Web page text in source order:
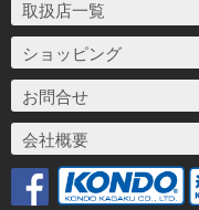
取扱店一覧
ショッピング
お問合せ
会社概要